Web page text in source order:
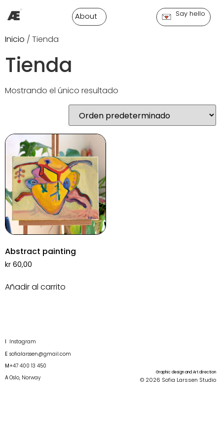
About Say hello
Inicio / Tienda
Tienda
Mostrando el único resultado
Abstract painting
kr 60,00
Añadir al carrito
I
E
M
A
Instagram
sofialarssen@gmail.com
+47 400 13 450
Oslo, Norway
Graphic design and Art direction
© 2026 Sofia Larssen Studio